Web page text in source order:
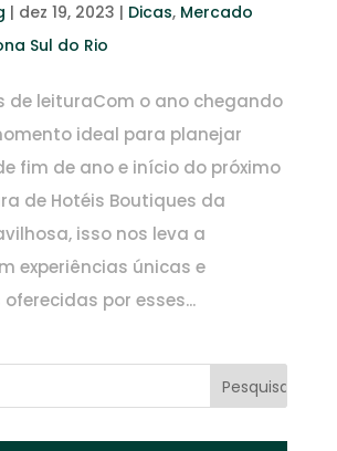
| dez 19, 2023 | Dicas, Mercado
Sul do Rio
de leituraCom o ano chegando
ideal para planejar
fim de ano e início do próximo
de Hotéis Boutiques da
isso nos leva a
experiências únicas e
por esses...